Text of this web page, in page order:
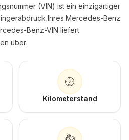
(VIN) ist ein einzigartiger
Ihres Mercedes-Benz
Benz-VIN liefert
über:
Kilometerstand